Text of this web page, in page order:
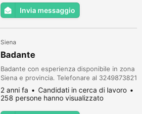
avere degli obiettivi. Il mio obiettivo
principale era trovare un compagno fedele,
Invia messaggio
Siena
Badante
Badante con esperienza disponibile in zona
Siena e provincia. Telefonare al 3249873821
2 anni fa
Candidati in cerca di lavoro
258 persone hanno visualizzato